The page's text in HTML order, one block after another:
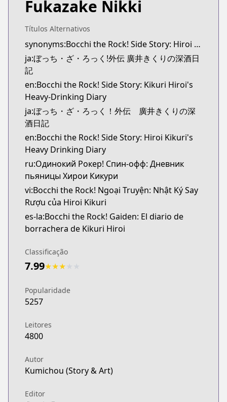
Official Raw
https://comic-fuz.com/manga/3354
Kitsu
Kitsu
https://kitsu.app/manga/67257
CDJapan
https://www.anime-planet.com/manga/https://
MangaUpdates
MangaUpdates
https://www.mangaupdates.com/
Book☆Walker
Book☆Walker
https://bookwalker.jp/series/452628/list
Official English
Official English
https://yenpress.com/series/bocchi-the-rock-
Fukazake Nikki
Títulos Alternativos
synonyms:Bocchi the Rock! Side Story: Hiroi Kikuri's Heavy Drinking Diary
ja:ぼっち・ざ・ろっく!外伝 廣井きくりの深酒日
記
en:Bocchi the Rock! Side Story: Kikuri Hiroi's
Heavy-Drinking Diary
ja:ぼっち・ざ・ろっく！外伝 廣井きくりの深
酒日記
en:Bocchi the Rock! Side Story: Hiroi Kikuri's
Heavy Drinking Diary
ru:Одинокий Рокер! Спин-офф: Дневник
пьяницы Хирои Кикури
vi:Bocchi the Rock! Ngoại Truyện: Nhật Ký Say
Rượu của Hiroi Kikuri
es-la:Bocchi the Rock! Gaiden: El diario de
borrachera de Kikuri Hiroi
Classificação
7.99★★★
Popularidade
5257
Leitores
4800
Autor
Kumichou (Story & Art)
Editor